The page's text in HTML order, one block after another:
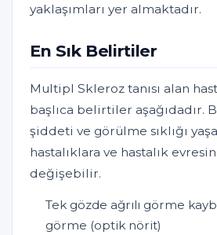
yaklaşımları yer almaktadır.
En Sık Belirtiler
Multipl Skleroz tanısı alan
başlıca belirtiler aşağıdadır.
şiddeti ve görülme sıklığı
hastalıklara ve hastalık
değişebilir.
Tek gözde ağrılı görme
görme (optik nörit)